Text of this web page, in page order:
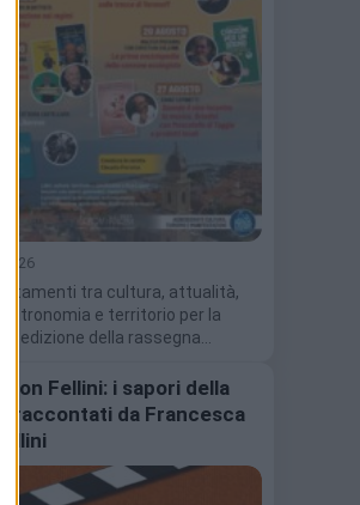
2026
tra cultura, attualità,
e territorio per la
edizione della rassegna…
con Fellini: i sapori della
raccontati da Francesca